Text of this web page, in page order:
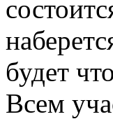
будет
Всем